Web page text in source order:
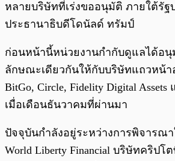
หลายบริษัทที่เร่งขออนุมัติ ภายใต้รัฐ
ประธานาธิบดีโดนัลด์ ทรัมป์
ก่อนหน้านี้หน่วยงานกำกับดูแลได้อ
ลักษณะเดียวกันให้กับบริษัทแถวหน้า
BitGo, Circle, Fidelity Digital Assets
เมื่อเดือนธันวาคมที่ผ่านมา
ปัจจุบันกำลังอยู่ระหว่างการพิจารณ
World Liberty Financial บริษัทคริป